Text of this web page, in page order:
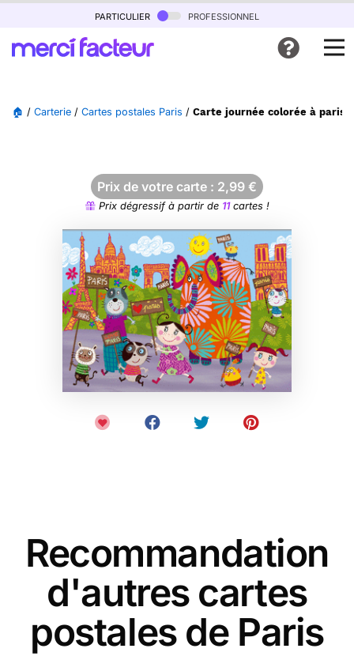
particulier professionnel
🏠 / Carterie / Cartes postales Paris / Carte journée colorée à paris
Prix de votre carte : 2,99 €
Prix dégressif à partir de 11cartes !
Recommandation
d'autres cartes
postales de Paris